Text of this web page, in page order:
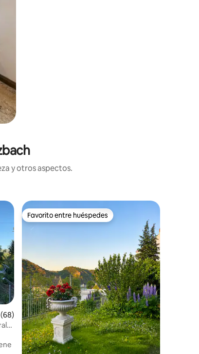
y otros aspectos.
promedio: 5.0 de 5, 68 reseñas
Favorito entre huéspedes
Favorito entre huéspedes